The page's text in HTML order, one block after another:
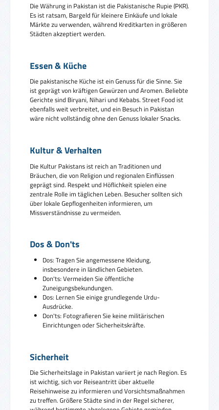
Die Währung in Pakistan ist die Pakistanische Rupie (PKR).
Es ist ratsam, Bargeld für kleinere Einkäufe und lokale
Märkte zu verwenden, während Kreditkarten in größeren
Städten akzeptiert werden.
Essen & Küche
Die pakistanische Küche ist ein Genuss für die Sinne. Sie
ist geprägt von kräftigen Gewürzen und Aromen. Beliebte
Gerichte sind Biryani, Nihari und Kebabs. Street Food ist
ebenfalls weit verbreitet, und ein Besuch in Pakistan
wäre nicht vollständig ohne den Genuss lokaler Snacks.
Kultur & Verhalten
Die Kultur Pakistans ist reich an Traditionen und
Bräuchen, die von Religion und regionalen Einflüssen
geprägt sind. Respekt und Höflichkeit spielen eine
zentrale Rolle im täglichen Leben. Besucher sollten sich
über lokale Gepflogenheiten informieren, um
Missverständnisse zu vermeiden.
Dos & Don'ts
Dos: Tragen Sie angemessene Kleidung,
insbesondere in ländlichen Gebieten.
Don'ts: Vermeiden Sie öffentliche
Zuneigungsbekundungen.
Dos: Lernen Sie einige grundlegende Urdu-
Ausdrücke.
Don'ts: Fotografieren Sie keine militärischen
Einrichtungen oder Sicherheitskräfte.
Sicherheit
Die Sicherheitslage in Pakistan variiert je nach Region. Es
ist wichtig, sich vor Reiseantritt über aktuelle
Reisehinweise zu informieren und Vorsichtsmaßnahmen
zu treffen. Größere Städte sind in der Regel sicherer,